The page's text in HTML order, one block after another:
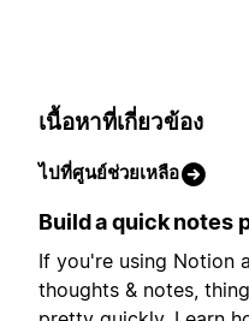
เนื้อหาที่เกี่ยวข้อง
ไปที่ศูนย์ช่วยเหลือ
Build a quick notes
If you're using Notion
thoughts & notes,